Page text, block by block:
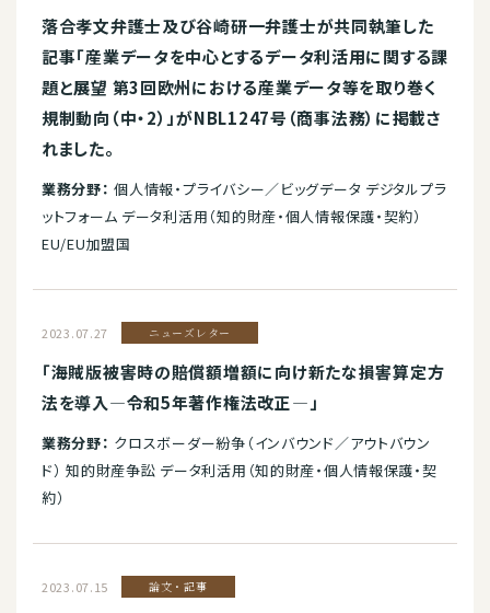
落合孝文弁護士及び谷崎研一弁護士が共同執筆した
記事「産業データを中心とするデータ利活用に関する課
題と展望 第3回欧州における産業データ等を取り巻く
規制動向（中・2）」がNBL1247号（商事法務）に掲載さ
れました。
業務分野： 個人情報・プライバシー／ビッグデータ デジタルプラ
ットフォーム データ利活用（知的財産・個人情報保護・契約）
EU/EU加盟国
2023.07.27 ニューズレター
「海賊版被害時の賠償額増額に向け新たな損害算定方
法を導入―令和5年著作権法改正―」
業務分野： クロスボーダー紛争（インバウンド／アウトバウン
ド） 知的財産争訟 データ利活用（知的財産・個人情報保護・契
約）
2023.07.15 論文・記事